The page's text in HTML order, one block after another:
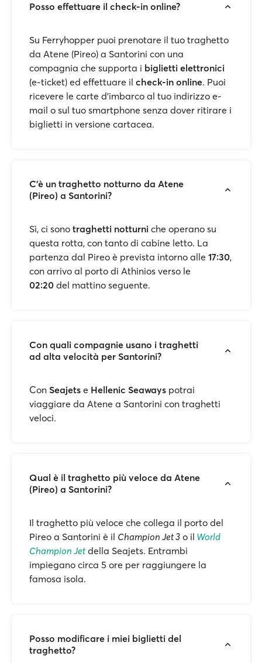
Posso effettuare il check-in online?
Su Ferryhopper puoi prenotare il tuo traghetto
da Atene (Pireo) a Santorini con una
compagnia che supporta i biglietti elettronici
(e-ticket) ed effettuare il check-in online. Puoi
ricevere le carte d'imbarco al tuo indirizzo e-
mail o sul tuo smartphone senza dover ritirare i
biglietti in versione cartacea.
C'è un traghetto notturno da Atene
(Pireo) a Santorini?
Sì, ci sono traghetti notturni che operano su
questa rotta, con tanto di cabine letto. La
partenza dal Pireo è prevista intorno alle 17:30,
con arrivo al porto di Athinios verso le
02:20 del mattino seguente.
Con quali compagnie usano i traghetti
ad alta velocità per Santorini?
Con Seajets e Hellenic Seaways potrai
viaggiare da Atene a Santorini con traghetti
veloci.
Qual è il traghetto più veloce da Atene
(Pireo) a Santorini?
Il traghetto più veloce che collega il porto del
Pireo a Santorini è il Champion Jet 3 o il World
Champion Jetdella Seajets. Entrambi
impiegano circa 5 ore per raggiungere la
famosa isola.
Posso modificare i miei biglietti del
traghetto?